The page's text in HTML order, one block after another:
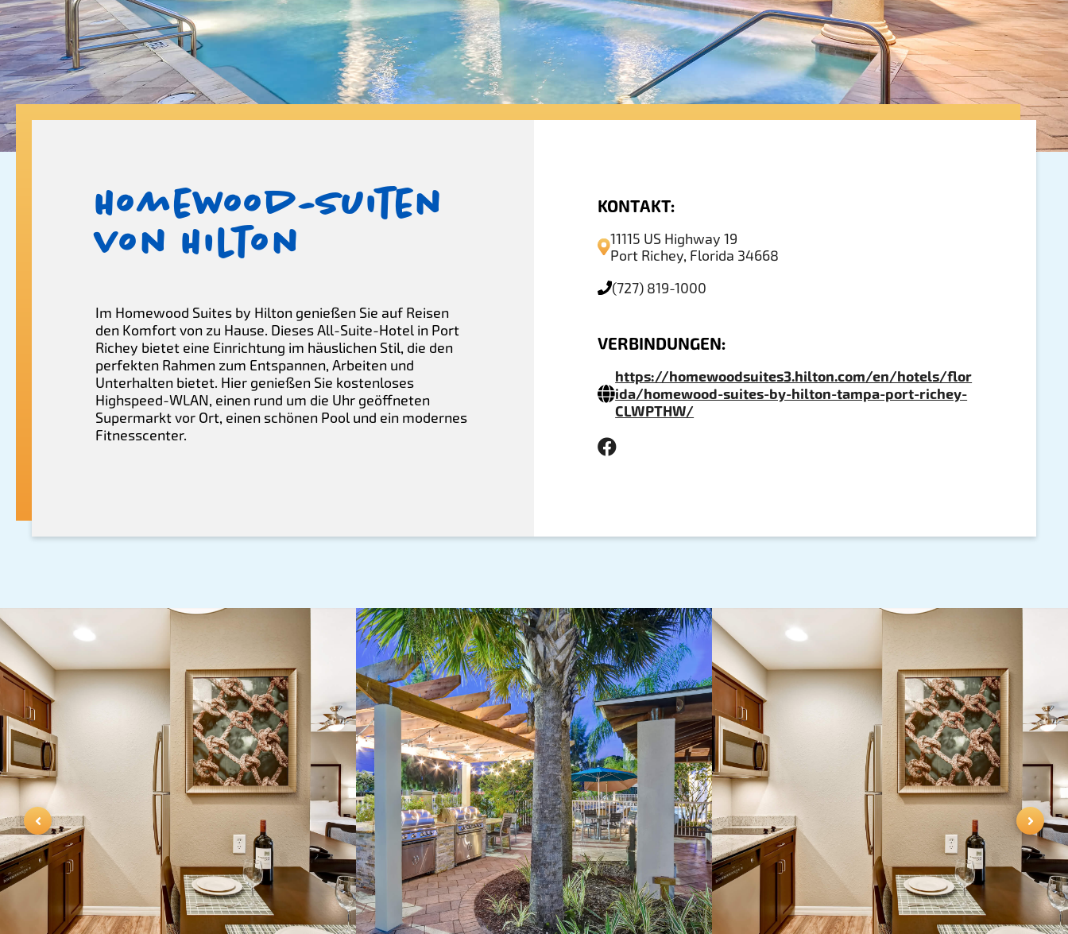
Homewood-Suiten
von Hilton
Im Homewood Suites by Hilton genießen Sie auf Reisen
den Komfort von zu Hause. Dieses All-Suite-Hotel in Port
Richey bietet eine Einrichtung im häuslichen Stil, die den
perfekten Rahmen zum Entspannen, Arbeiten und
Unterhalten bietet. Hier genießen Sie kostenloses
Highspeed-WLAN, einen rund um die Uhr geöffneten
Supermarkt vor Ort, einen schönen Pool und ein modernes
Fitnesscenter.
KONTAKT:
11115 US Highway 19
Port Richey, Florida 34668
(727) 819-1000
VERBINDUNGEN:
https://homewoodsuites3.hilton.com/en/hotels/flor
ida/homewood-suites-by-hilton-tampa-port-richey-
CLWPTHW/